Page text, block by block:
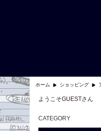
ホーム ショッピング
ようこそGUESTさん
CATEGORY